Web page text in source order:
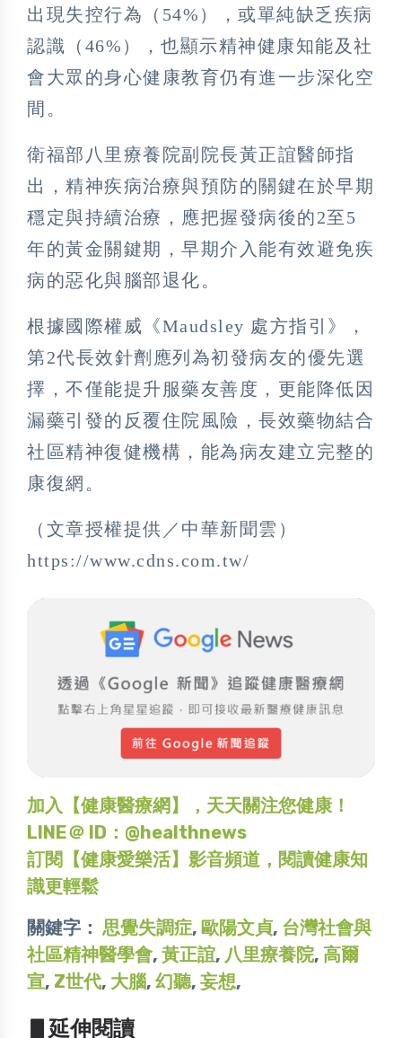
出現失控行為（54%），或單純缺乏疾病
認識（46%），也顯示精神健康知能及社
會大眾的身心健康教育仍有進一步深化空
間。
衛福部八里療養院副院長黃正誼醫師指
出，精神疾病治療與預防的關鍵在於早期
穩定與持續治療，應把握發病後的2至5
年的黃金關鍵期，早期介入能有效避免疾
病的惡化與腦部退化。
根據國際權威《Maudsley 處方指引》，
第2代長效針劑應列為初發病友的優先選
擇，不僅能提升服藥友善度，更能降低因
漏藥引發的反覆住院風險，長效藥物結合
社區精神復健機構，能為病友建立完整的
康復網。
（文章授權提供／中華新聞雲）
https://www.cdns.com.tw/
加入【健康醫療網】，天天關注您健康！
LINE＠ ID：@healthnews
訂閱【健康愛樂活】影音頻道，閱讀健康知
識更輕鬆
關鍵字： 思覺失調症, 歐陽文貞, 台灣社會與
社區精神醫學會, 黃正誼, 八里療養院, 高爾
宣, Z世代, 大腦, 幻聽, 妄想,
▋延伸閱讀